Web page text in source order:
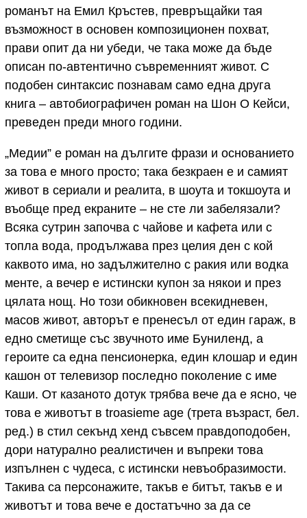
романът на Емил Кръстев, превръщайки тая
възможност в основен композиционен похват,
прави опит да ни убеди, че така може да бъде
описан по-автентично съвременният живот. С
подобен синтаксис познавам само една друга
книга – автобиографичен роман на Шон О Кейси,
преведен преди много години.
„Медии” е роман на дългите фрази и основанието
за това е много просто; така безкраен е и самият
живот в сериали и реалита, в шоута и токшоута и
въобще пред екраните – не сте ли забелязали?
Всяка сутрин започва с чайове и кафета или с
топла вода, продължава през целия ден с кой
каквото има, но задължително с ракия или водка
менте, а вечер е истински купон за някои и през
цялата нощ. Но този обикновен всекидневен,
масов живот, авторът е пренесъл от един гараж, в
едно сметище със звучното име Буниленд, а
героите са една пенсионерка, един клошар и един
кашон от телевизор последно поколение с име
Каши. От казаното дотук трябва вече да е ясно, че
това е животът в troasieme age (трета възраст, бел.
ред.) в стил секънд хенд съвсем правдоподобен,
дори натурално реалистичен и въпреки това
изпълнен с чудеса, с истински невъобразимости.
Такива са персонажите, такъв е битът, такъв е и
животът и това вече е достатъчно за да се